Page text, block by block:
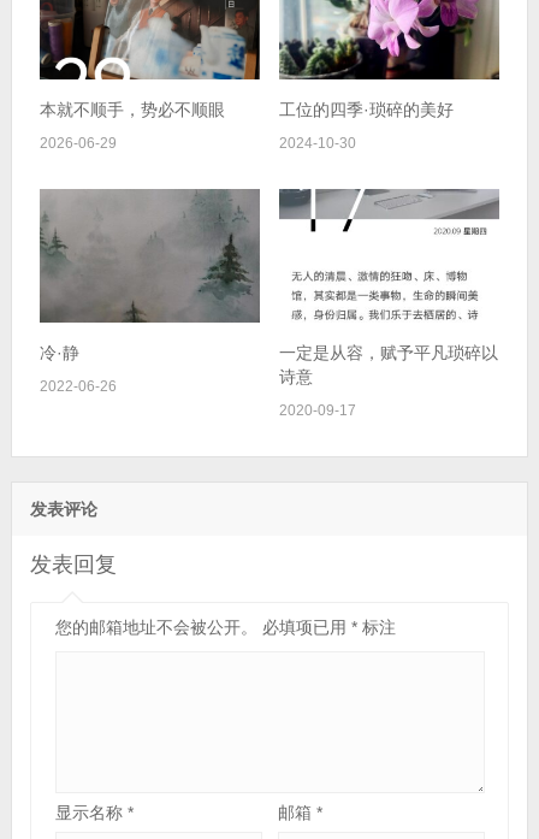
本就不顺手，势必不顺眼
2026-06-29
工位的四季·琐碎的美好
2024-10-30
冷·静
2022-06-26
一定是从容，赋予平凡琐碎以
诗意
2020-09-17
发表评论
发表回复
您的邮箱地址不会被公开。 必填项已用 *标注
显示名称 * 邮箱*